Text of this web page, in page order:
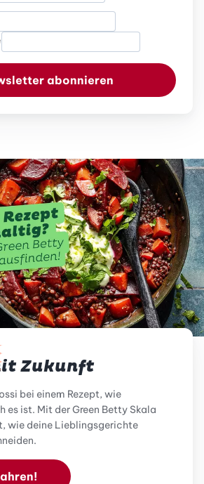
abonnieren
Zukunft
bei einem Rezept, wie
ist. Mit der Green Betty Skala
wie deine Lieblingsgerichte